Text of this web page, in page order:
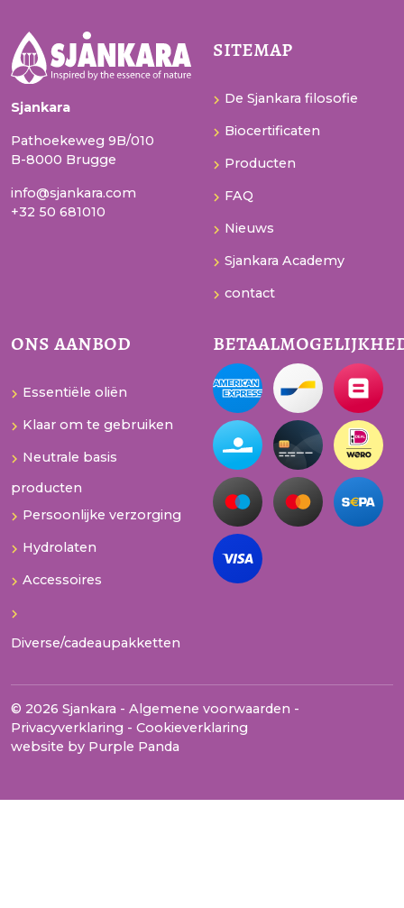
Sjankara
Pathoekeweg 9B/010
B-8000 Brugge
info@sjankara.com
+32 50 681010
sitemap
De Sjankara filosofie
Biocertificaten
Producten
FAQ
Nieuws
Sjankara Academy
contact
ons aanbod
Essentiële oliën
Klaar om te gebruiken
Neutrale basis
producten
Persoonlijke verzorging
Hydrolaten
Accessoires
Diverse/cadeaupakketten
© 2026 Sjankara - Algemene voorwaarden -
Privacyverklaring - Cookieverklaring
website by Purple Panda